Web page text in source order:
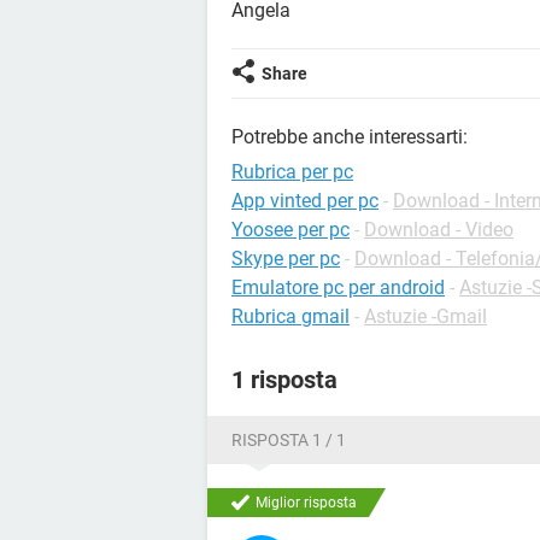
Angela
Share
Potrebbe anche interessarti:
Rubrica per pc
App vinted per pc - Download -
Yoosee per pc - Download - Video
Skype per pc - Download -
Emulatore pc per android - Astuzie -
Rubrica gmail - Astuzie -Gmail
1 risposta
RISPOSTA 1 / 1
Miglior risposta